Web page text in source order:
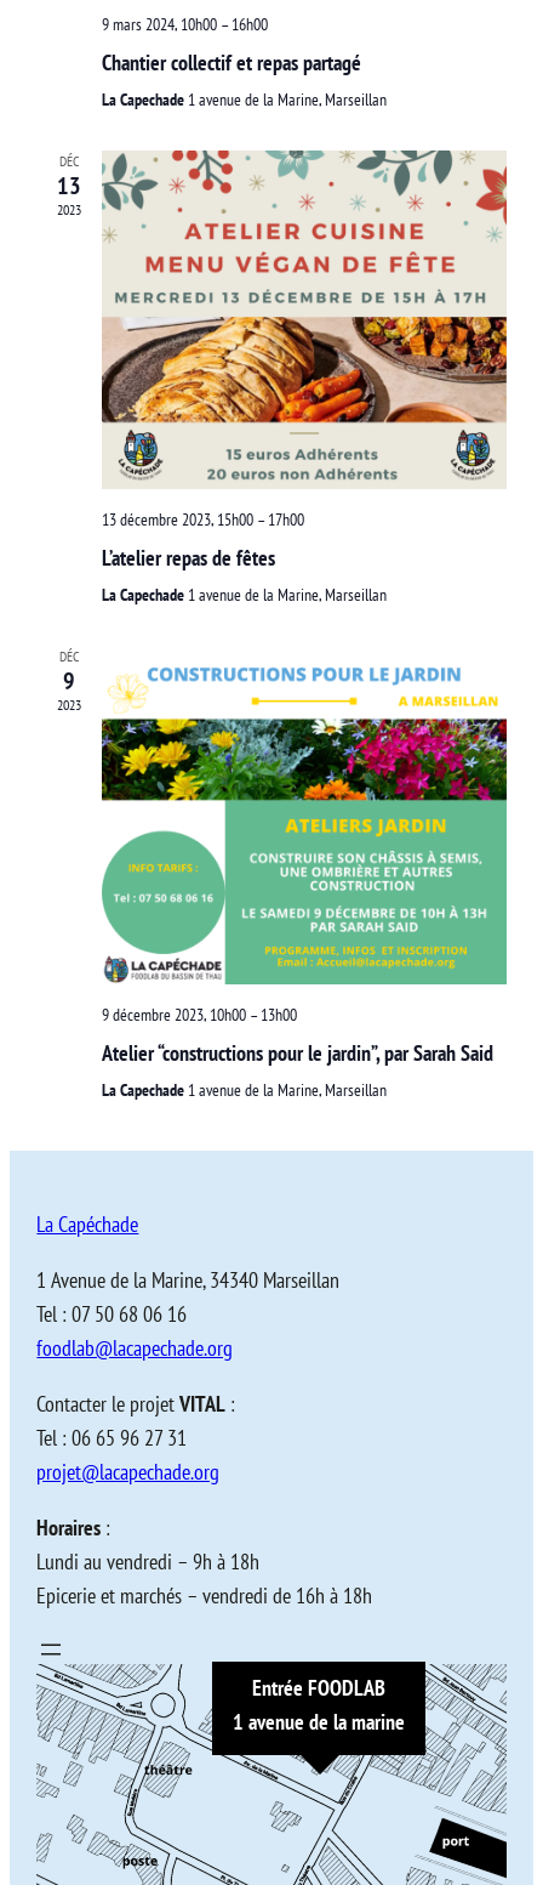
9 mars 2024, 10h00 –16h00
Chantier collectif et repas partagé
La Capechade 1 avenue de la Marine, Marseillan
DÉC
13
2023
13 décembre 2023, 15h00 –17h00
L’atelier repas de fêtes
La Capechade 1 avenue de la Marine, Marseillan
DÉC
9
2023
9 décembre 2023, 10h00 –13h00
Atelier “constructions pour le jardin”, par Sarah Said
La Capechade 1 avenue de la Marine, Marseillan
La Capéchade
1 Avenue de la Marine, 34340 Marseillan
Tel : 07 50 68 06 16
foodlab@lacapechade.org
Contacter le projetVITAL :
Tel : 06 65 96 27 31
projet@lacapechade.org
Horaires :
Lundi au vendredi – 9h à 18h
Epicerie et marchés – vendredi de 16h à 18h
Entrée FOODLAB
1 avenue de la marine